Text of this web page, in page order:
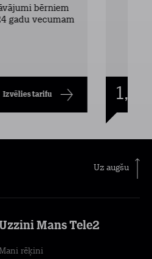
bērniem
gadu vecumam
Izvēlies tarifu 1,00
Uz augšu
Uzzini Mans Tele2
rēķini